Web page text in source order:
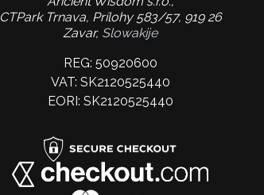
CTPark Trnava, Prílohy 583/57, 919 26
Zavar, Slowakije
REG: 50920600
VAT: SK2120525440
EORI: SK2120525440